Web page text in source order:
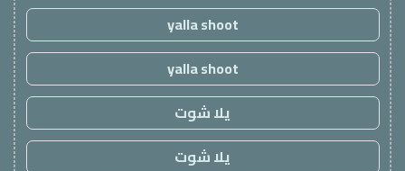
yalla shoot
yalla shoot
يلا شوت
يلا شوت